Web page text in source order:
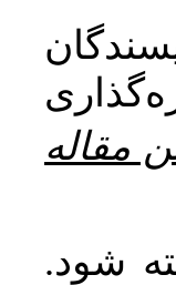
مقاله
شود.